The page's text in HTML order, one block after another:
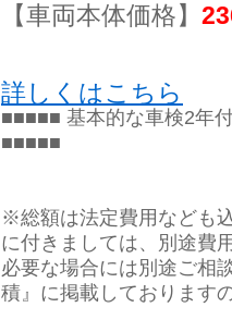
【車両本体価格】
詳しくはこちら
■■■■■ 基本的な車検2年
■■■■■
※総額は法定費用なども
に付きましては、別途費
必要な場合には別途ご相
積』に掲載しております